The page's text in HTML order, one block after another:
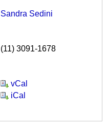
Sandra Sedini
(11) 3091-1678
vCal
iCal